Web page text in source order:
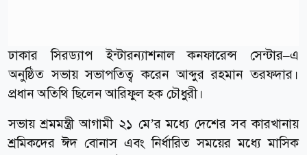
ঢাকার সিরড্যাপ ইন্টারন্যাশনাল কনফারেন্স সেন্টার–এ
অনুষ্ঠিত সভায় সভাপতিত্ব করেন আব্দুর রহমান তরফদার।
প্রধান অতিথি ছিলেন আরিফুল হক চৌধুরী।
সভায় শ্রমমন্ত্রী আগামী ২১ মে’র মধ্যে দেশের সব কারখানায়
শ্রমিকদের ঈদ বোনাস এবং নির্ধারিত সময়ের মধ্যে মাসিক